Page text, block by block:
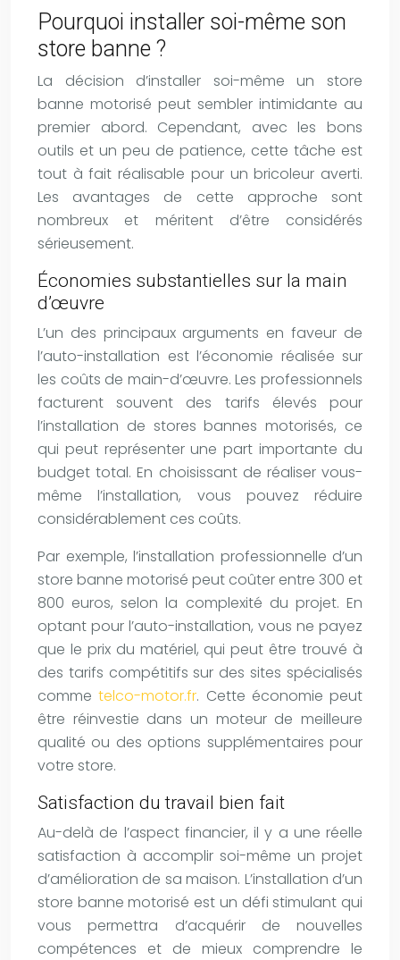
Pourquoi installer soi-même son
store banne ?
La décision d’installer soi-même un store
banne motorisé peut sembler intimidante au
premier abord. Cependant, avec les bons
outils et un peu de patience, cette tâche est
tout à fait réalisable pour un bricoleur averti.
Les avantages de cette approche sont
nombreux et méritent d’être considérés
sérieusement.
Économies substantielles sur la main
d’œuvre
L’un des principaux arguments en faveur de
l’auto-installation est l’économie réalisée sur
les coûts de main-d’œuvre. Les professionnels
facturent souvent des tarifs élevés pour
l’installation de stores bannes motorisés, ce
qui peut représenter une part importante du
budget total. En choisissant de réaliser vous-
même l’installation, vous pouvez réduire
considérablement ces coûts.
Par exemple, l’installation professionnelle d’un
store banne motorisé peut coûter entre 300 et
800 euros, selon la complexité du projet. En
optant pour l’auto-installation, vous ne payez
que le prix du matériel, qui peut être trouvé à
des tarifs compétitifs sur des sites spécialisés
commetelco-motor.fr. Cette économie peut
être réinvestie dans un moteur de meilleure
qualité ou des options supplémentaires pour
votre store.
Satisfaction du travail bien fait
Au-delà de l’aspect financier, il y a une réelle
satisfaction à accomplir soi-même un projet
d’amélioration de sa maison. L’installation d’un
store banne motorisé est un défi stimulant qui
vous permettra d’acquérir de nouvelles
compétences et de mieux comprendre le